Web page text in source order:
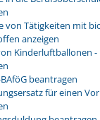
von Tätigkeiten mit
anzeigen
Kinderluftballonen -
beantragen
für einen